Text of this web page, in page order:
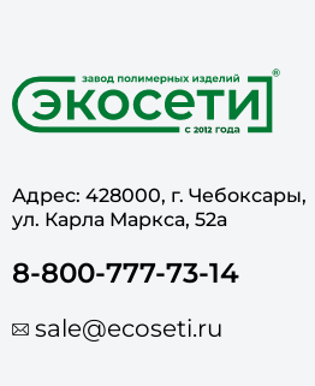
Адрес: 428000, г. Чебоксары,
ул. Карла Маркса, 52а
8-800-777-73-14
sale@ecoseti.ru